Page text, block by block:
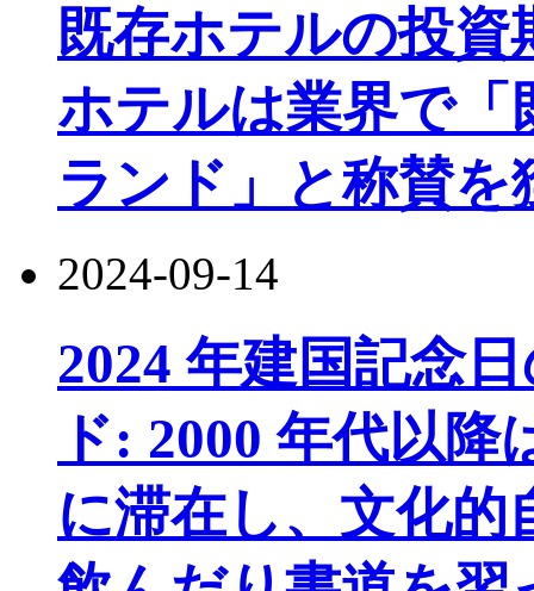
既存ホテルの投資
ホテルは業界で「
ランド」と称賛を
2024-09-14
2024 年建国記念
ド: 2000 年代以
に滞在し、文化